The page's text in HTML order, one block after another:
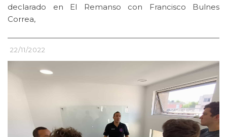
declarado en El Remanso con Francisco Bulnes
Correa,
22/11/2022